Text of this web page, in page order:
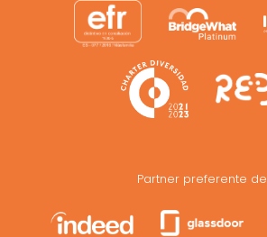
Partner preferente de